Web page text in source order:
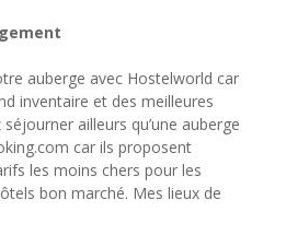
auberge avec Hostelworld car
inventaire et des meilleures
ailleurs qu’une auberge
car ils proposent
les moins chers pour les
bon marché. Mes lieux de